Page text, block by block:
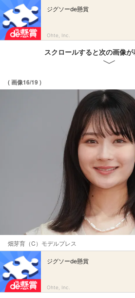
ジグソーde懸賞
Ohte, Inc.
スクロールすると次の画像
( 画像16/19 )
畑芽育（C）モデルプレス
ジグソーde懸賞
Ohte, Inc.